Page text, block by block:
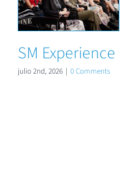
SM Experience
julio 2nd, 2026 | 0 Comments